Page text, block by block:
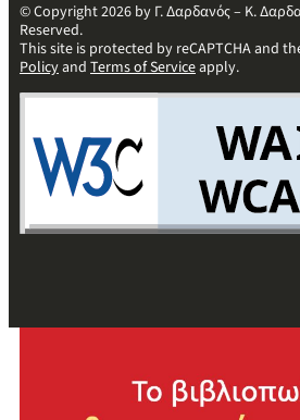
© Copyright 2026 by Γ. Δαρδανός – Κ.
Reserved.
This site is protected by reCAPTCHA and
Policyand Terms of Serviceapply.